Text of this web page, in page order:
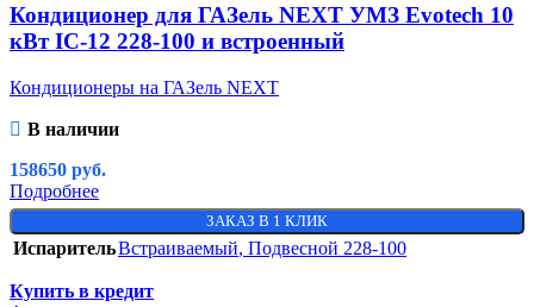
Кондиционер для ГАЗель NEXT УМЗ Evotech 10
кВт IC-12 228-100 и встроенный
Кондиционеры на ГАЗель NEXT
В наличии
158650 руб.
Подробнее
ЗАКАЗ В 1 КЛИК
ИспарительВстраиваемый, Подвесной 228-100
Купить в кредит